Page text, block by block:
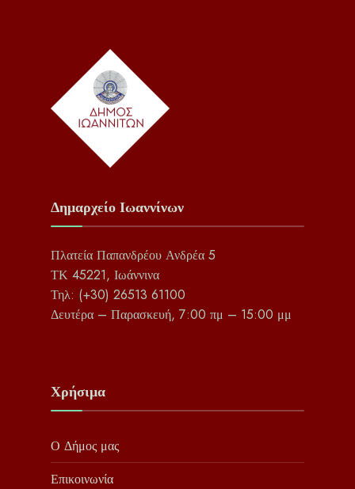
Δημαρχείο Ιωαννίνων
Πλατεία Παπανδρέου Ανδρέα 5
ΤΚ 45221, Ιωάννινα
Τηλ: (+30) 26513 61100
Δευτέρα – Παρασκευή, 7:00 πμ – 15:00 μμ
Χρήσιμα
Ο Δήμος μας
Επικοινωνία